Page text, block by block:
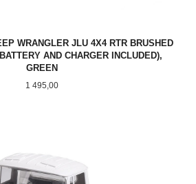
WRANGLER JLU 4X4 RTR BRUSHED
AND CHARGER INCLUDED),
GREEN
Pris
1 495,00